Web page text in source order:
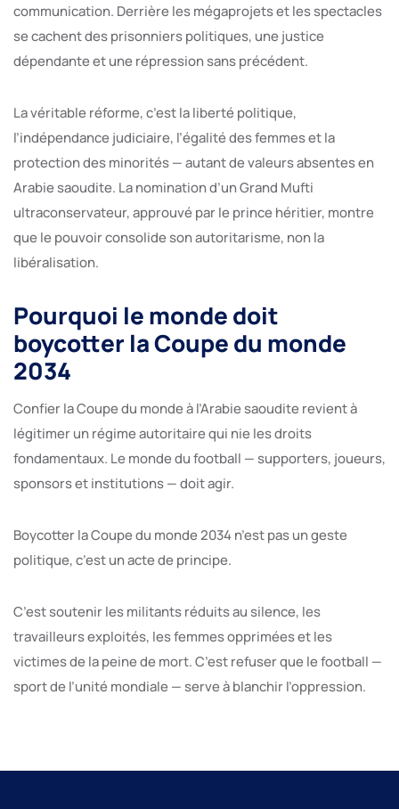
communication. Derrière les mégaprojets et les spectacles
se cachent des prisonniers politiques, une justice
dépendante et une répression sans précédent.
La véritable réforme, c’est la liberté politique,
l’indépendance judiciaire, l’égalité des femmes et la
protection des minorités — autant de valeurs absentes en
Arabie saoudite. La nomination d’un Grand Mufti
ultraconservateur, approuvé par le prince héritier, montre
que le pouvoir consolide son autoritarisme, non la
libéralisation.
Pourquoi le monde doit
boycotter la Coupe du monde
2034
Confier la Coupe du monde à l’Arabie saoudite revient à
légitimer un régime autoritaire qui nie les droits
fondamentaux. Le monde du football — supporters, joueurs,
sponsors et institutions — doit agir.
Boycotter la Coupe du monde 2034 n’est pas un geste
politique, c’est un acte de principe.
C’est soutenir les militants réduits au silence, les
travailleurs exploités, les femmes opprimées et les
victimes de la peine de mort. C’est refuser que le football —
sport de l’unité mondiale — serve à blanchir l’oppression.